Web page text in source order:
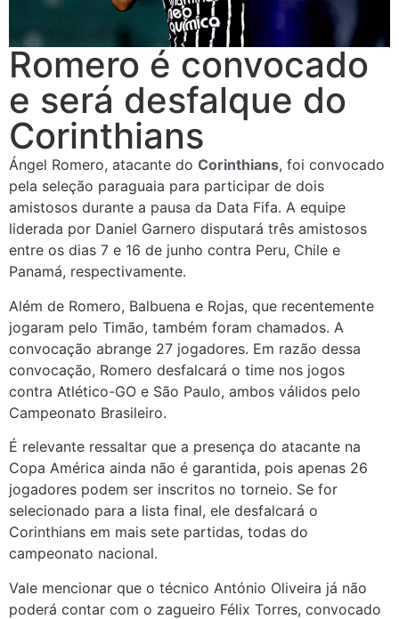
Romero é convocado
e será desfalque do
Corinthians
Ángel Romero, atacante do Corinthians, foi convocado
pela seleção paraguaia para participar de dois
amistosos durante a pausa da Data Fifa. A equipe
liderada por Daniel Garnero disputará três amistosos
entre os dias 7 e 16 de junho contra Peru, Chile e
Panamá, respectivamente.
Além de Romero, Balbuena e Rojas, que recentemente
jogaram pelo Timão, também foram chamados. A
convocação abrange 27 jogadores. Em razão dessa
convocação, Romero desfalcará o time nos jogos
contra Atlético-GO e São Paulo, ambos válidos pelo
Campeonato Brasileiro.
É relevante ressaltar que a presença do atacante na
Copa América ainda não é garantida, pois apenas 26
jogadores podem ser inscritos no torneio. Se for
selecionado para a lista final, ele desfalcará o
Corinthians em mais sete partidas, todas do
campeonato nacional.
Vale mencionar que o técnico António Oliveira já não
poderá contar com o zagueiro Félix Torres, convocado